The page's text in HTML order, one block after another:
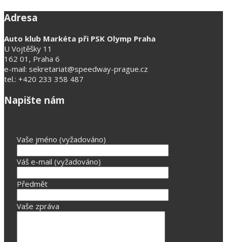
Adresa
Auto klub Markéta při PSK Olymp Praha
U Vojtěšky 11
162 01, Praha 6
e-mail: sekretariat@speedway-prague.cz
tel.: +420 233 358 487
Napište nám
Vaše jméno (vyžadováno)
Váš e-mail (vyžadováno)
Předmět
Vaše zpráva